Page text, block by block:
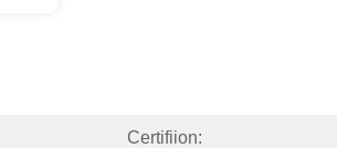
Certifiion: